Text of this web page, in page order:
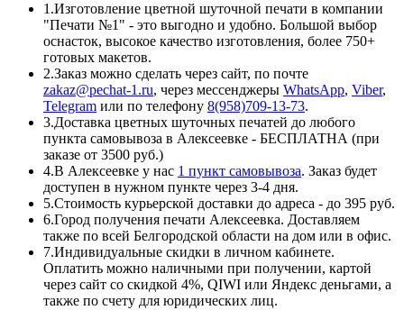
1.Изготовление цветной шуточной печати в компании
"Печати №1" - это выгодно и удобно. Большой выбор
оснасток, высокое качество изготовления, более 750+
готовых макетов.
2.Заказ можно сделать через сайт, по почте
zakaz@pechat-1.ru, через мессенджеры WhatsApp, Viber,
Telegram или по телефону 8(958)709-13-73.
3.Доставка цветных шуточных печатей до любого
пункта самовывоза в Алексеевке - БЕСПЛАТНА (при
заказе от 3500 руб.)
4.В Алексеевке у нас 1 пункт самовывоза. Заказ будет
доступен в нужном пункте через 3-4 дня.
5.Стоимость курьерской доставки до адреса - до 395 руб.
6.Город получения печати Алексеевка. Доставляем
также по всей Белгородской области на дом или в офис.
7.Индивидуальные скидки в личном кабинете.
Оплатить можно наличными при получении, картой
через сайт со скидкой 4%, QIWI или Яндекс деньгами, а
также по счету для юридических лиц.